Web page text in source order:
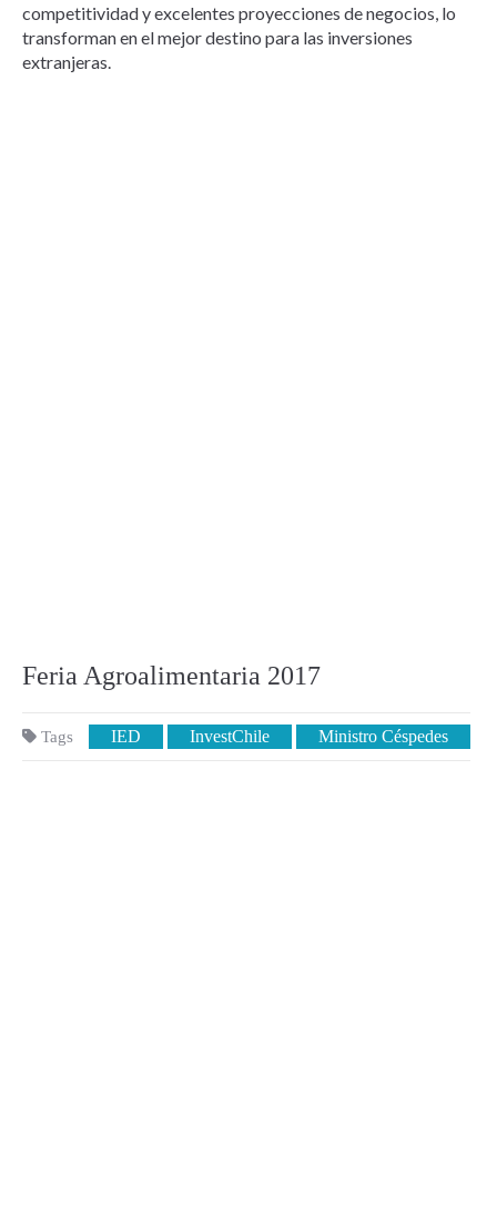
competitividad y excelentes proyecciones de negocios, lo
transforman en el mejor destino para las inversiones
extranjeras.
Feria Agroalimentaria 2017
Tags IED InvestChile Ministro Céspedes